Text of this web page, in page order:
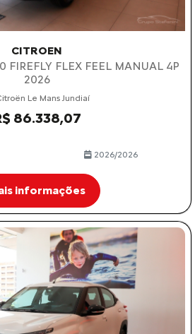
CITROEN
FIREFLY FLEX FEEL MANUAL 4P
2026
Le Mans Jundiaí
86.338,07
2026/2026
informações